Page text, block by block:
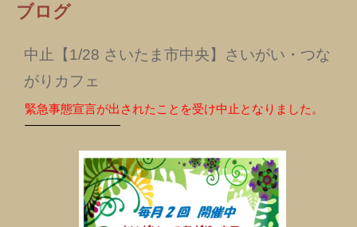
ブログ
中止【1/28 さいたま市中央】さいがい・つな
がりカフェ
緊急事態宣言が出されたことを受け中止となりました。
————————